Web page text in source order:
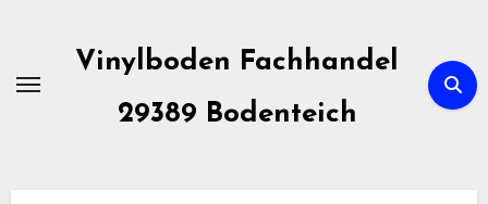
springen
Vinylboden Fachhandel
29389 Bodenteich